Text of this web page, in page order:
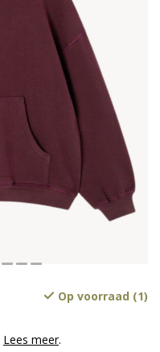
Op voorraad (1)
Lees meer.